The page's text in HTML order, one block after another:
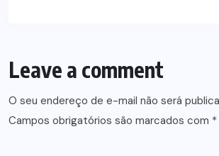
Leave a comment
O seu endereço de e-mail não será
Campos obrigatórios são marcados com *